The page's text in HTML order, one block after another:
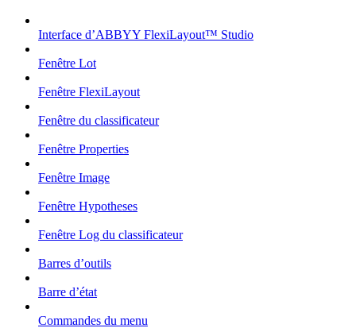
Interface d’ABBYY FlexiLayout™ Studio
Fenêtre Lot
Fenêtre FlexiLayout
Fenêtre du classificateur
Fenêtre Properties
Fenêtre Image
Fenêtre Hypotheses
Fenêtre Log du classificateur
Barres d’outils
Barre d’état
Commandes du menu